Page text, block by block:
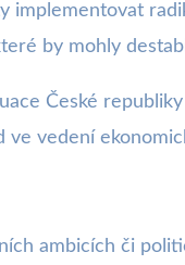
implementovat
by mohly
České
vedení
ambicích či